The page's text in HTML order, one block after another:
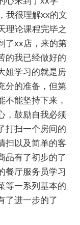
我很理解xx的文
理论课程完毕之
了xx店，来的第
的我已经做好的
姐学习的就是房
分的准备，但第
不能坚持下来，
，鼓励自我必须
打扫一个房间的
扫以及简单的客
品有了初步的了
餐厅服务员学习
等一系列基本的
了进一步的了